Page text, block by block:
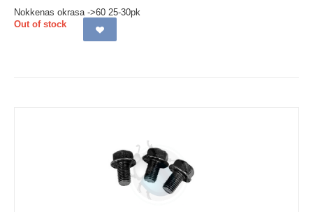
Nokkenas okrasa ->60 25-30pk
Out of stock